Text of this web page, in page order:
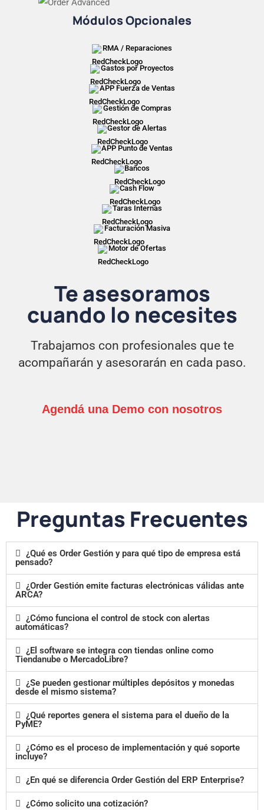
Módulos Opcionales
RMA / Reparaciones
Gastos por Proyectos
APP Fuerza de Ventas
Gestión de Compras
Gestor de Alertas
APP Punto de Ventas
Bancos
Cash Flow
Taras Internas
Facturación Masiva
Motor de Ofertas
Te asesoramos
cuando lo necesites
Trabajamos con profesionales que te
acompañarán y asesorarán en cada paso.
Agendá una Demo con nosotros
Preguntas Frecuentes
¿Qué es Order Gestión y para qué tipo de empresa está
pensado?
¿Order Gestión emite facturas electrónicas válidas ante
ARCA?
¿Cómo funciona el control de stock con alertas
automáticas?
¿El software se integra con tiendas online como
Tiendanube o MercadoLibre?
¿Se pueden gestionar múltiples depósitos y monedas
desde el mismo sistema?
¿Qué reportes genera el sistema para el dueño de la
PyME?
¿Cómo es el proceso de implementación y qué soporte
incluye?
¿En qué se diferencia Order Gestión del ERP Enterprise?
¿Cómo solicito una cotización?